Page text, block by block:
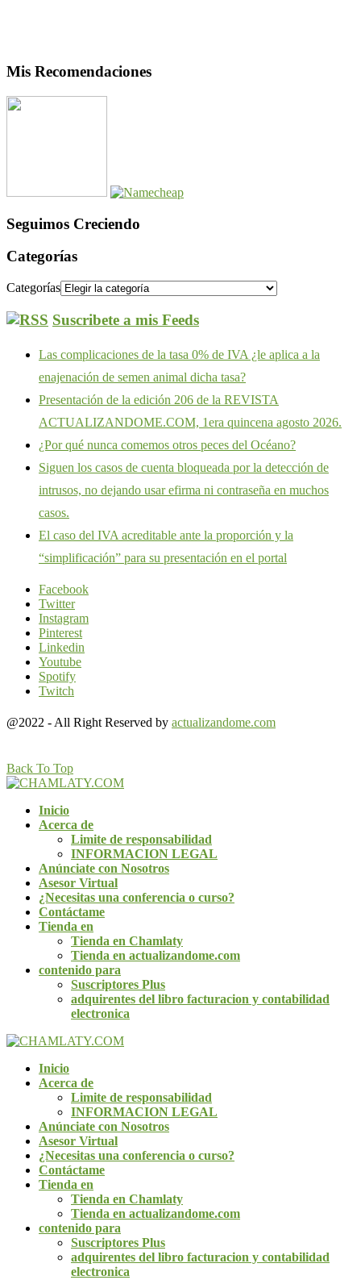
Mis Recomendaciones
Seguimos Creciendo
Categorías
Categorías
Suscribete a mis Feeds
Las complicaciones de la tasa 0% de IVA ¿le aplica a la
enajenación de semen animal dicha tasa?
Presentación de la edición 206 de la REVISTA
ACTUALIZANDOME.COM, 1era quincena agosto 2026.
¿Por qué nunca comemos otros peces del Océano?
Siguen los casos de cuenta bloqueada por la detección de
intrusos, no dejando usar efirma ni contraseña en muchos
casos.
El caso del IVA acreditable ante la proporción y la
“simplificación” para su presentación en el portal
Facebook
Twitter
Instagram
Pinterest
Linkedin
Youtube
Spotify
Twitch
@2022 - All Right Reserved by actualizandome.com
Back To Top
Inicio
Acerca de
Limite de responsabilidad
INFORMACION LEGAL
Anúnciate con Nosotros
Asesor Virtual
¿Necesitas una conferencia o curso?
Contáctame
Tienda en
Tienda en Chamlaty
Tienda en actualizandome.com
contenido para
Suscriptores Plus
adquirentes del libro facturacion y contabilidad
electronica
Inicio
Acerca de
Limite de responsabilidad
INFORMACION LEGAL
Anúnciate con Nosotros
Asesor Virtual
¿Necesitas una conferencia o curso?
Contáctame
Tienda en
Tienda en Chamlaty
Tienda en actualizandome.com
contenido para
Suscriptores Plus
adquirentes del libro facturacion y contabilidad
electronica